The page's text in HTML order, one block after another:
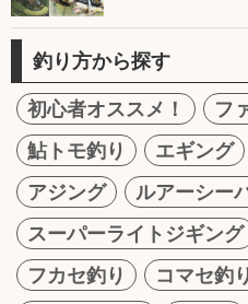
釣り方から探す
初心者オススメ！
フ
鮎トモ釣り
エギング
アジング
ルアーシー
スーパーライトジギング
フカセ釣り
コマセ釣